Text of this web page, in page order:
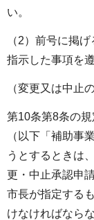
い。
（2）前号に掲
指示した事項を
（変更又は中止
第10条第8条の
（以下「補助事
うとするときは
更・中止承認申
市長が指定する
けなければならな